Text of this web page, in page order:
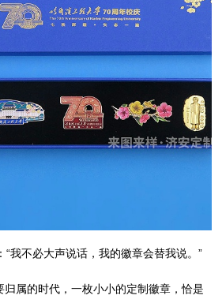
“我不必大声说话，我的徽章会替我说。”
归属的时代，一枚小小的定制徽章，恰是